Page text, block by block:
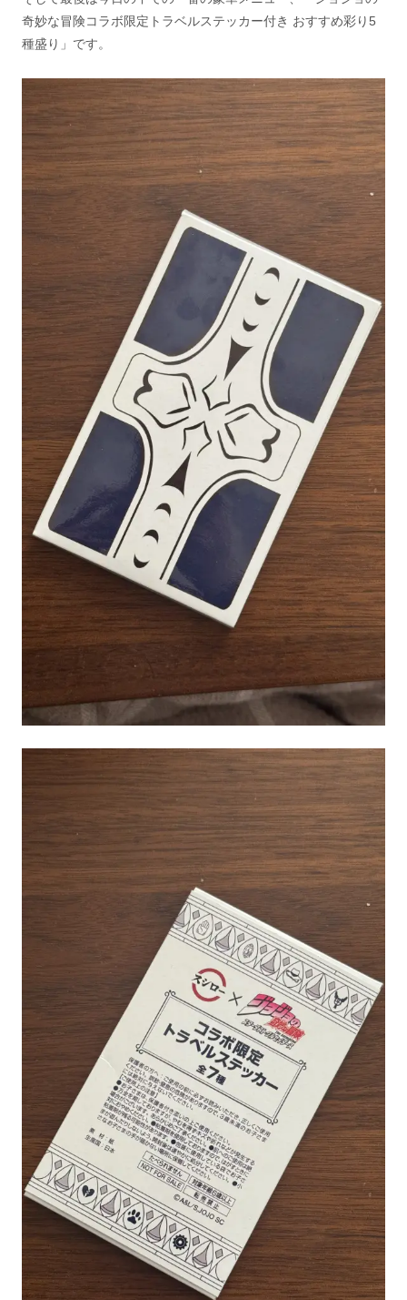
奇妙な冒険コラボ限定トラベルステッカー付き おすすめ彩り5
種盛り」です。